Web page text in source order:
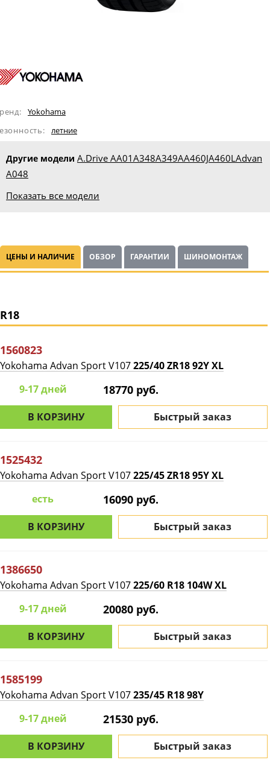
Yokohama
летние
Другие модели A.Drive AA01A348A349AA460JA460LAdvan
A048
Показать все модели
ЦЕНЫ И НАЛИЧИЕ ОБЗОР ГАРАНТИИ ШИНОМОНТАЖ
R18
1560823
Yokohama Advan Sport V107225/40 ZR18 92Y XL
9-17 дней
18770 руб.
В КОРЗИНУ Быстрый заказ
1525432
Yokohama Advan Sport V107225/45 ZR18 95Y XL
есть
16090 руб.
В КОРЗИНУ Быстрый заказ
1386650
Yokohama Advan Sport V107225/60 R18 104W XL
9-17 дней
20080 руб.
В КОРЗИНУ Быстрый заказ
1585199
Yokohama Advan Sport V107235/45 R18 98Y
9-17 дней
21530 руб.
В КОРЗИНУ Быстрый заказ